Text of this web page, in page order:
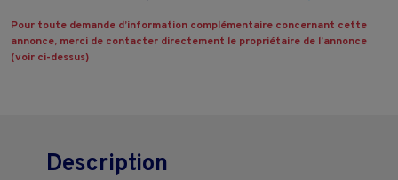
Pour toute demande d’information complémentaire concernant cette
annonce, merci de contacter directement le propriétaire de l’annonce
(voir ci-dessus)
Description